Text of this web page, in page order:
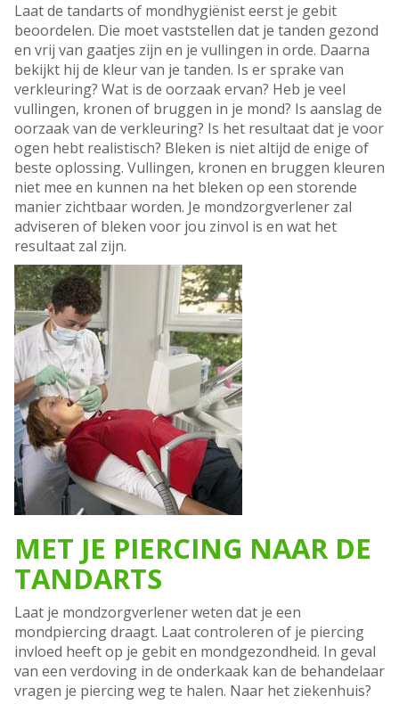
Laat de tandarts of mondhygiënist eerst je gebit
beoordelen. Die moet vaststellen dat je tanden gezond
en vrij van gaatjes zijn en je vullingen in orde. Daarna
bekijkt hij de kleur van je tanden. Is er sprake van
verkleuring? Wat is de oorzaak ervan? Heb je veel
vullingen, kronen of bruggen in je mond? Is aanslag de
oorzaak van de verkleuring? Is het resultaat dat je voor
ogen hebt realistisch? Bleken is niet altijd de enige of
beste oplossing. Vullingen, kronen en bruggen kleuren
niet mee en kunnen na het bleken op een storende
manier zichtbaar worden. Je mondzorgverlener zal
adviseren of bleken voor jou zinvol is en wat het
resultaat zal zijn.
MET JE PIERCING NAAR DE
TANDARTS
Laat je mondzorgverlener weten dat je een
mondpiercing draagt. Laat controleren of je piercing
invloed heeft op je gebit en mondgezondheid. In geval
van een verdoving in de onderkaak kan de behandelaar
vragen je piercing weg te halen. Naar het ziekenhuis?